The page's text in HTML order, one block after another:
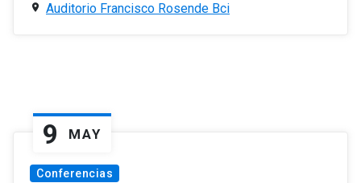
Auditorio Francisco Rosende Bci
9 MAY
Conferencias